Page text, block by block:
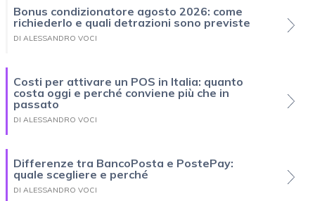
Bonus condizionatore agosto 2026: come
richiederlo e quali detrazioni sono previste
DI ALESSANDRO VOCI
Costi per attivare un POS in Italia: quanto
costa oggi e perché conviene più che in
passato
DI ALESSANDRO VOCI
Differenze tra BancoPosta e PostePay:
quale scegliere e perché
DI ALESSANDRO VOCI